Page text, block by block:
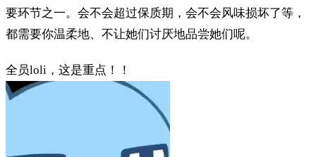
要环节之一。会不会超过保质期，会不会风味损坏了等，
都需要你温柔地、不让她们讨厌地品尝她们呢。
全员loli，这是重点！！